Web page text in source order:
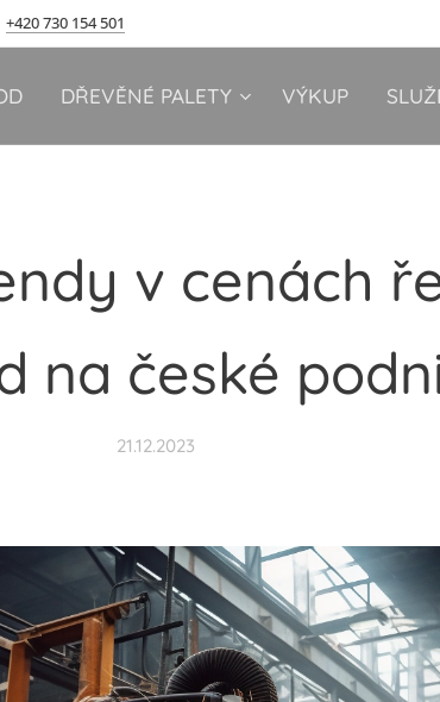
+420 730 154 501
DŘEVĚNÉ PALETY VÝKUP
v cenách
na české
21.12.2023